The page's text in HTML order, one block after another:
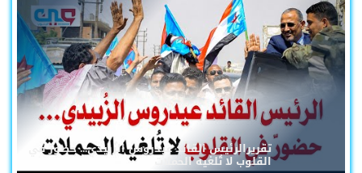
تقريرالرئيس القائد عيدروس الزُبيدي... حضورٌ في
القلوب لا تُلغيه الحملات